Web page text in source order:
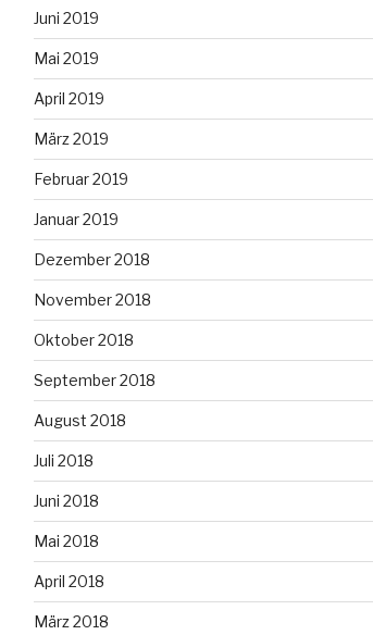
Juni 2019
Mai 2019
April 2019
März 2019
Februar 2019
Januar 2019
Dezember 2018
November 2018
Oktober 2018
September 2018
August 2018
Juli 2018
Juni 2018
Mai 2018
April 2018
März 2018